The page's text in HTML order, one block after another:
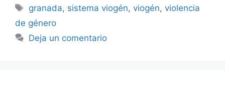
Etiquetas
granada, sistema viogén,viogén,violencia
de género
Deja un comentario